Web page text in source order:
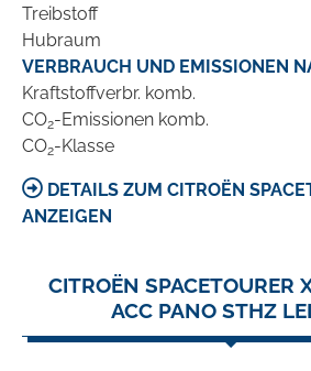
Treibstoff
Hubraum
VERBRAUCH UND EMISSIONEN
Kraftstoffverbr. komb.
CO2-Emissionen komb.
CO2-Klasse
DETAILS ZUM CITROËN
ANZEIGEN
CITROËN SPACETOURER
ACC PANO STHZ